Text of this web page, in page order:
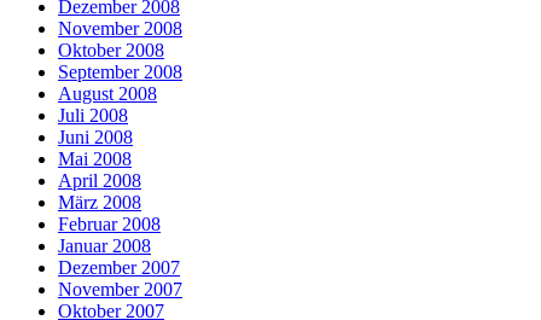
Dezember 2008
November 2008
Oktober 2008
September 2008
August 2008
Juli 2008
Juni 2008
Mai 2008
April 2008
März 2008
Februar 2008
Januar 2008
Dezember 2007
November 2007
Oktober 2007